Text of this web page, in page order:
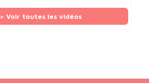
> Voir toutes les vidéos